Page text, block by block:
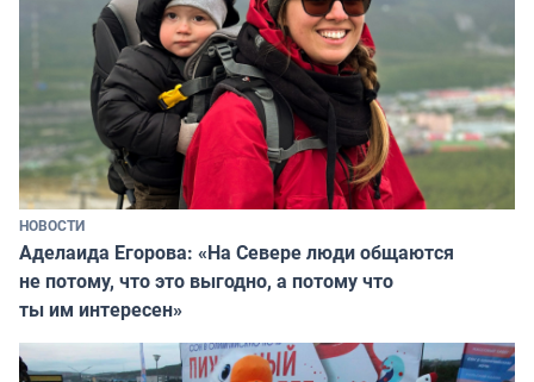
НОВОСТИ
Аделаида Егорова: «На Севере люди общаются
не потому, что это выгодно, а потому что
ты им интересен»